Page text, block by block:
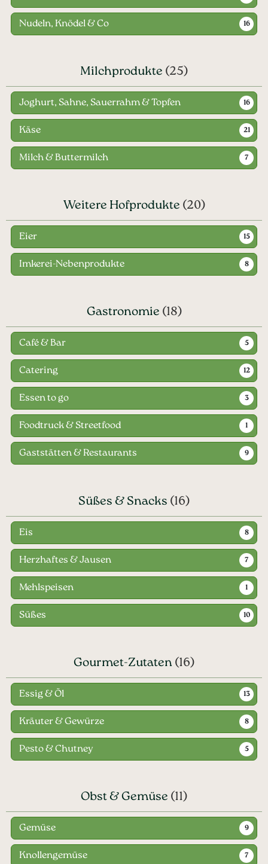
Nudeln, Knödel & Co 16
Milchprodukte (25)
Joghurt, Sahne, Sauerrahm & Topfen 16
Käse 21
Milch & Buttermilch 7
Weitere Hofprodukte (20)
Eier 15
Imkerei-Nebenprodukte 8
Gastronomie (18)
Café & Bar 5
Catering 12
Essen to go 3
Foodtruck & Streetfood 1
Gaststätten & Restaurants 9
Süßes & Snacks (16)
Eis 8
Herzhaftes & Jausen 7
Mehlspeisen 1
Süßes 10
Gourmet-Zutaten (16)
Essig & Öl 13
Kräuter & Gewürze 8
Pesto & Chutney 5
Obst & Gemüse (11)
Gemüse 9
Knollengemüse 7